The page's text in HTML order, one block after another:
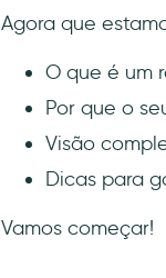
Agora que
O que é um
Por que o
Visão
Dicas para
Vamos começar!